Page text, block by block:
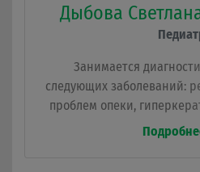
Дыбова
Занимается
следующих заболеваний:
проблем опеки,
пациентов от 0 до 17
вегетососудистая